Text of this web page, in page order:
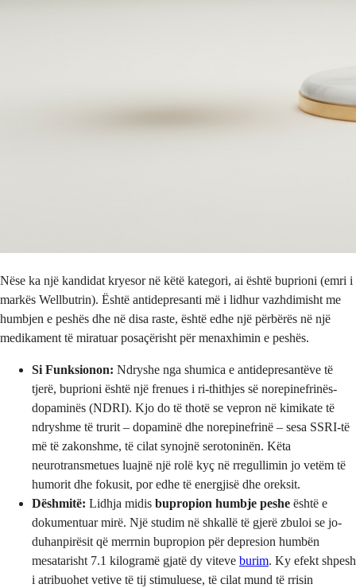
Nëse ka një kandidat kryesor në këtë kategori, ai është buprioni (emri i
markës Wellbutrin). Është antidepresanti më i lidhur vazhdimisht me
humbjen e peshës dhe në disa raste, është edhe një përbërës në një
medikament të miratuar posaçërisht për menaxhimin e peshës.
Si Funksionon: Ndryshe nga shumica e antidepresantëve të
tjerë, buprioni është një frenues i ri-thithjes së norepinefrinës-
dopaminës (NDRI). Kjo do të thotë se vepron në kimikate të
ndryshme të trurit – dopaminë dhe norepinefrinë – sesa SSRI-të
më të zakonshme, të cilat synojnë serotoninën. Këta
neurotransmetues luajnë një rolë kyç në rregullimin jo vetëm të
humorit dhe fokusit, por edhe të energjisë dhe oreksit.
Dëshmitë: Lidhja midis bupropion humbje peshe është e
dokumentuar mirë. Një studim në shkallë të gjerë zbuloi se jo-
duhanpirësit që merrnin bupropion për depresion humbën
mesatarisht 7.1 kilogramë gjatë dy viteve burim. Ky efekt shpesh
i atribuohet vetive të tij stimuluese, të cilat mund të rrisin